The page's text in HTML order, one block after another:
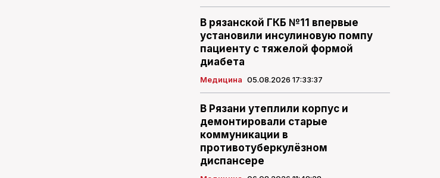
В рязанской ГКБ №11 впервые
установили инсулиновую помпу
пациенту с тяжелой формой
диабета
Медицина 05.08.2026 17:33:37
В Рязани утеплили корпус и
демонтировали старые
коммуникации в
противотуберкулёзном
диспансере